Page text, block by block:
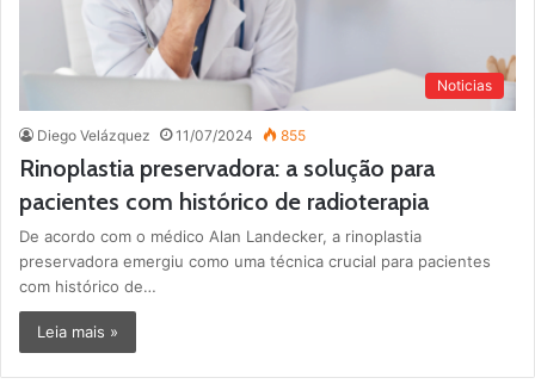
Noticias
Diego Velázquez 11/07/2024 855
Rinoplastia preservadora: a solução para
pacientes com histórico de radioterapia
De acordo com o médico Alan Landecker, a rinoplastia
preservadora emergiu como uma técnica crucial para pacientes
com histórico de…
Leia mais »